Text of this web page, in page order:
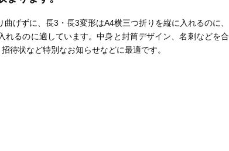
げずに、長3・長3変形はA4横三つ折りを縦に入れるのに、
れるのに適しています。中身と封筒デザイン、名刺などを合
待状など特別なお知らせなどに最適です。